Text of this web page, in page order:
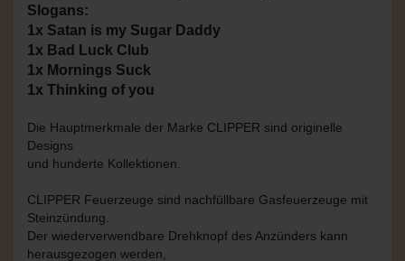
Slogans:
1x Satan is my Sugar Daddy
1x Bad Luck Club
1x Mornings Suck
1x Thinking of you
Die Hauptmerkmale der Marke CLIPPER sind originelle
Designs
und hunderte Kollektionen.
CLIPPER Feuerzeuge sind nachfüllbare Gasfeuerzeuge mit
Steinzündung.
Der wiederverwendbare Drehknopf des Anzünders kann
herausgezogen werden,